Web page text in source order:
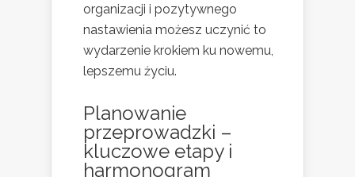
organizacji i pozytywnego
nastawienia możesz uczynić to
wydarzenie krokiem ku nowemu,
lepszemu życiu.
Planowanie
przeprowadzki –
kluczowe etapy i
harmonogram